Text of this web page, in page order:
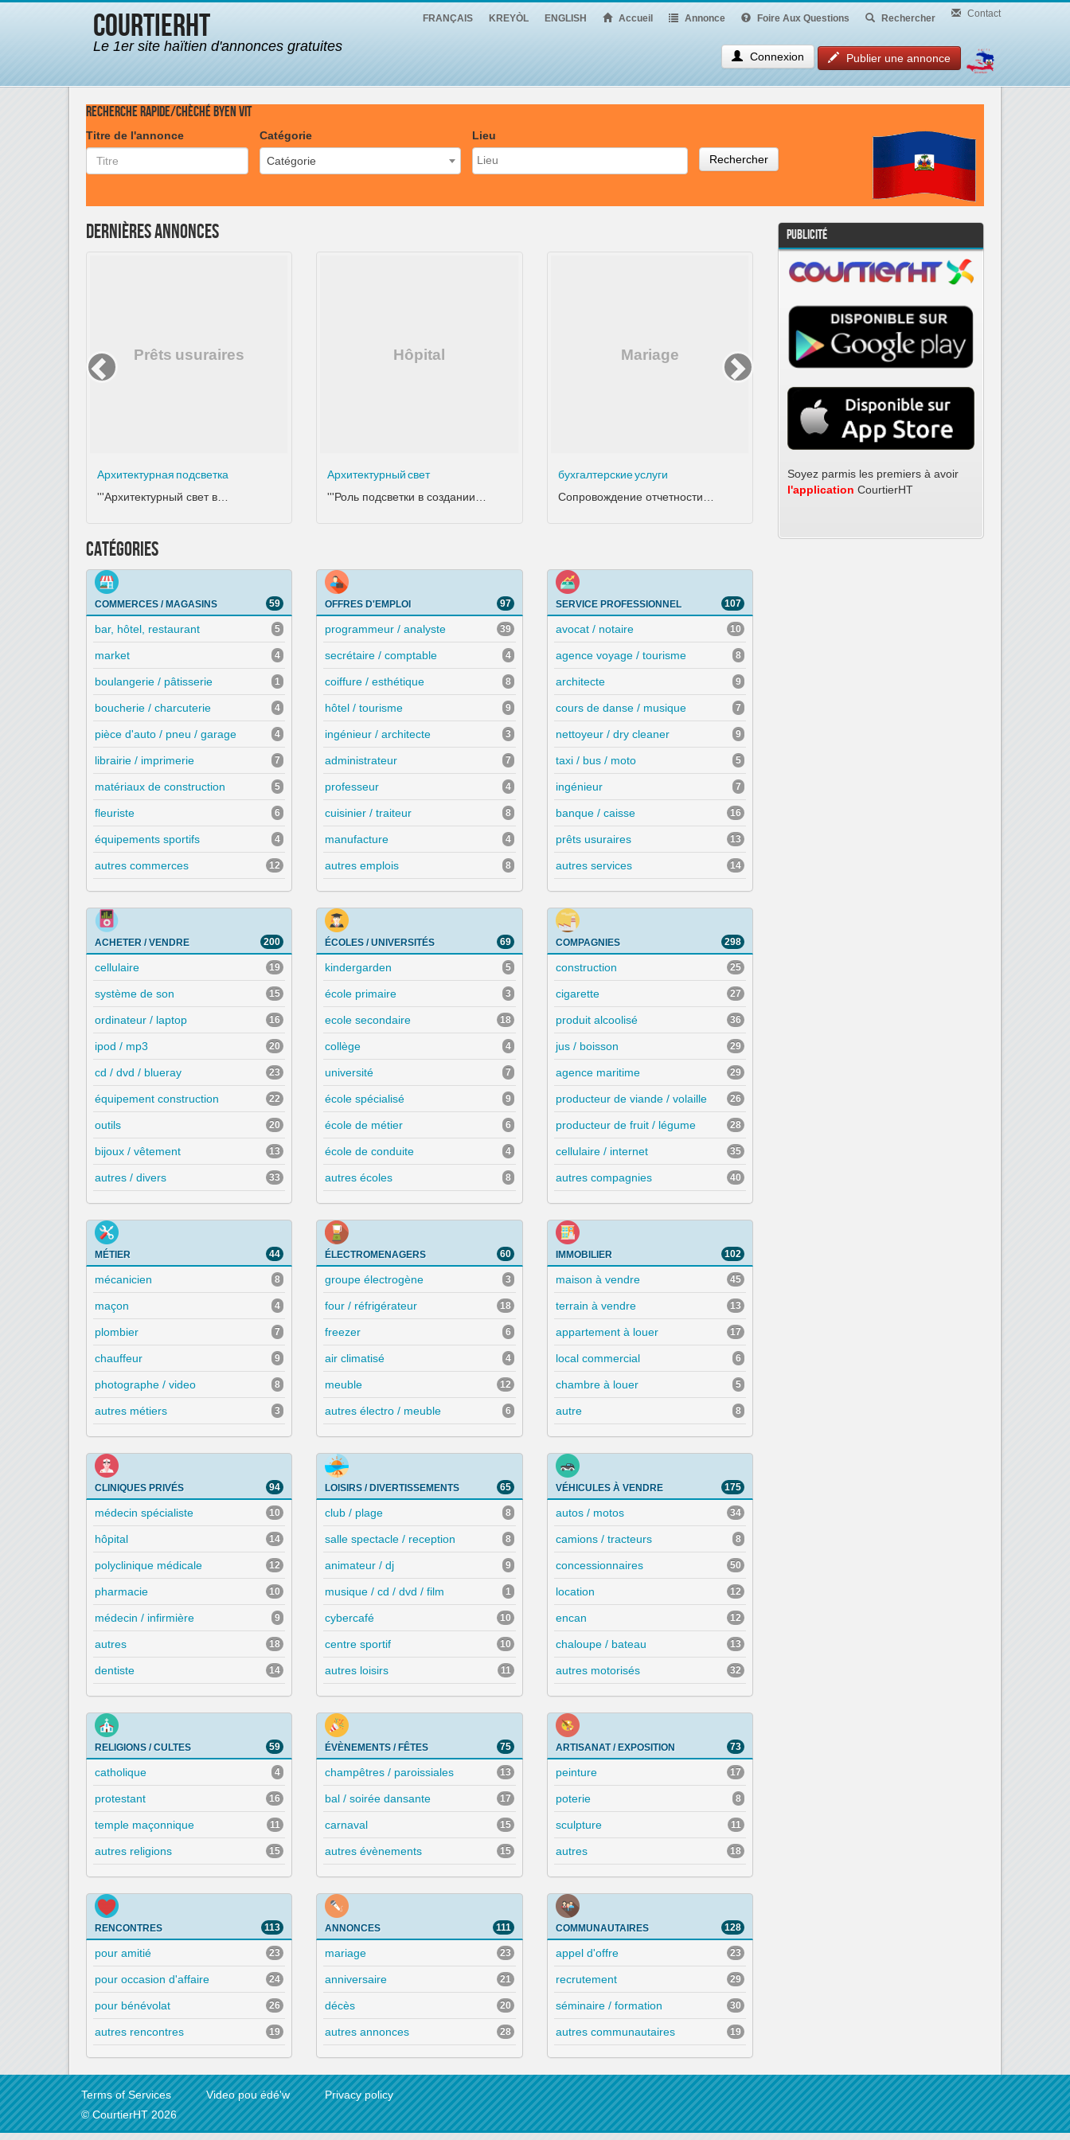
CourtierHT
Le 1er site haïtien d'annonces gratuites
FRANÇAIS KREYÒL ENGLISH Accueil Annonce Foire Aux Questions Rechercher Contact
Connexion Publier une annonce
Recherche rapide/Chèché byen vit
Titre de l'annonce
Catégorie
Catégorie
Lieu
Rechercher
Dernières annonces
Архитектурная подсветка
'''Архитектурный свет в…
Архитектурный свет
'''Роль подсветки в создании…
бухгалтерские услуги
Сопровождение отчетности…
Спецтехника
'''Современная спецтехника для…
Catégories
COMMERCES / MAGASINS 59
bar, hôtel, restaurant 5
market 4
boulangerie / pâtisserie 1
boucherie / charcuterie 4
pièce d'auto / pneu / garage 4
librairie / imprimerie 7
matériaux de construction 5
fleuriste 6
équipements sportifs 4
autres commerces 12
OFFRES D'EMPLOI 97
programmeur / analyste 39
secrétaire / comptable 4
coiffure / esthétique 8
hôtel / tourisme 9
ingénieur / architecte 3
administrateur 7
professeur 4
cuisinier / traiteur 8
manufacture 4
autres emplois 8
SERVICE PROFESSIONNEL 107
avocat / notaire 10
agence voyage / tourisme 8
architecte 9
cours de danse / musique 7
nettoyeur / dry cleaner 9
taxi / bus / moto 5
ingénieur 7
banque / caisse 16
prêts usuraires 13
autres services 14
ACHETER / VENDRE 200
cellulaire 19
système de son 15
ordinateur / laptop 16
ipod / mp3 20
cd / dvd / blueray 23
équipement construction 22
outils 20
bijoux / vêtement 13
autres / divers 33
ÉCOLES / UNIVERSITÉS 69
kindergarden 5
école primaire 3
ecole secondaire 18
collège 4
université 7
école spécialisé 9
école de métier 6
école de conduite 4
autres écoles 8
COMPAGNIES 298
construction 25
cigarette 27
produit alcoolisé 36
jus / boisson 29
agence maritime 29
producteur de viande / volaille 26
producteur de fruit / légume 28
cellulaire / internet 35
autres compagnies 40
MÉTIER 44
mécanicien 8
maçon 4
plombier 7
chauffeur 9
photographe / video 8
autres métiers 3
ÉLECTROMENAGERS 60
groupe électrogène 3
four / réfrigérateur 18
freezer 6
air climatisé 4
meuble 12
autres électro / meuble 6
IMMOBILIER 102
maison à vendre 45
terrain à vendre 13
appartement à louer 17
local commercial 6
chambre à louer 5
autre 8
CLINIQUES PRIVÉS 94
médecin spécialiste 10
hôpital 14
polyclinique médicale 12
pharmacie 10
médecin / infirmière 9
autres 18
dentiste 14
LOISIRS / DIVERTISSEMENTS 65
club / plage 8
salle spectacle / reception 8
animateur / dj 9
musique / cd / dvd / film 1
cybercafé 10
centre sportif 10
autres loisirs 11
VÉHICULES À VENDRE 175
autos / motos 34
camions / tracteurs 8
concessionnaires 50
location 12
encan 12
chaloupe / bateau 13
autres motorisés 32
RELIGIONS / CULTES 59
catholique 4
protestant 16
temple maçonnique 11
autres religions 15
ÉVÈNEMENTS / FÊTES 75
champêtres / paroissiales 13
bal / soirée dansante 17
carnaval 15
autres évènements 15
ARTISANAT / EXPOSITION 73
peinture 17
poterie 8
sculpture 11
autres 18
RENCONTRES 113
pour amitié 23
pour occasion d'affaire 24
pour bénévolat 26
autres rencontres 19
ANNONCES 111
mariage 23
anniversaire 21
décès 20
autres annonces 28
COMMUNAUTAIRES 128
appel d'offre 23
recrutement 29
séminaire / formation 30
autres communautaires 19
Publicité
Soyez parmis les premiers à avoir
l'application CourtierHT
Terms of Services Video pou édé'w
Privacy policy
© CourtierHT 2026